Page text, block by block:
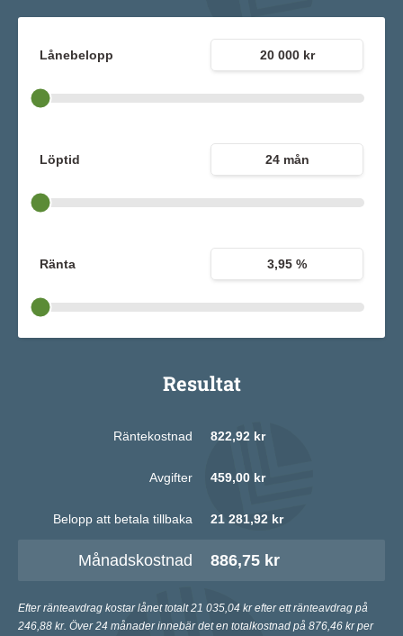
Lånebelopp 20 000 kr
Löptid 24 mån
Ränta 3,95 %
Resultat
Räntekostnad 822,92 kr
Avgifter 459,00 kr
Belopp att betala tillbaka 21 281,92 kr
Månadskostnad 886,75 kr
Efter ränteavdrag kostar lånet totalt 21 035,04 kr efter ett ränteavdrag på
246,88 kr. Över 24 månader innebär det en totalkostnad på 876,46 kr per